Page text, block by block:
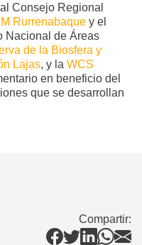
Consejo Regional
Rurrenabaque y el
Nacional de Áreas
de la Biosfera y
Lajas, y la WCS
en beneficio del
que se desarrollan
Compartir: